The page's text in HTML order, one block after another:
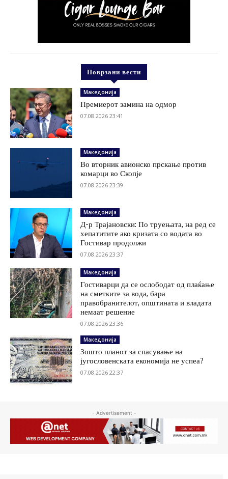
Поврзани вести
Македонија
Премиерот замина на одмор
07.08.2026 23:41
Македонија
Во вторник авионско прскање против
комарци во Скопје
07.08.2026 23:39
Македонија
Д-р Трајановски: По труењата, на ред се
хепатитите ако кризата со водата во
Гостивар продолжи
07.08.2026 23:37
Македонија
Гостиварци да се ослободат од плаќање
на сметките за вода, бара
правобранителот, општината и владата
немаат решение
07.08.2026 23:36
Македонија
Зошто планот за спасување на
југословенската економија не успеа?
07.08.2026 22:37
- Advertisement -